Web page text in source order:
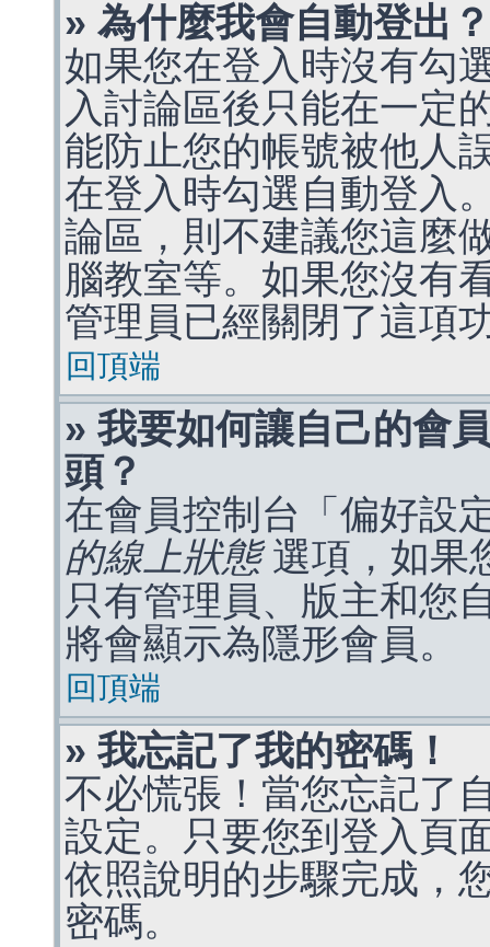
» 為什麼我會自動登出？
如果您在登入時沒有勾
入討論區後只能在一定
能防止您的帳號被他人
在登入時勾選自動登入
論區，則不建議您這麼
腦教室等。如果您沒有
管理員已經關閉了這項
回頂端
» 我要如何讓自己的會
頭？
在會員控制台「偏好設
的線上狀態選項，如果
只有管理員、版主和您
將會顯示為隱形會員。
回頂端
» 我忘記了我的密碼！
不必慌張！當您忘記了
設定。只要您到登入頁
依照說明的步驟完成，
密碼。